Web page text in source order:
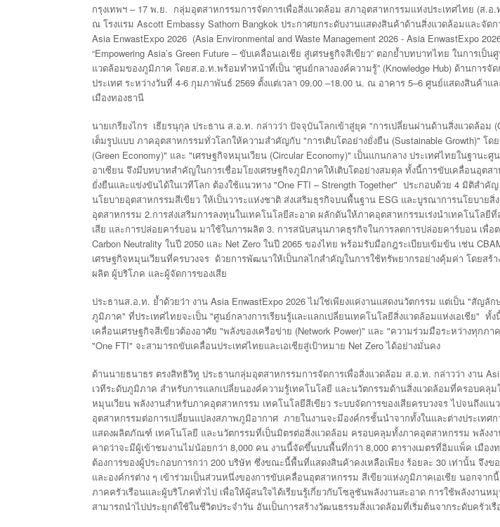
กรุงเทพฯ– 17 พ.ย. กลุ่มอุตสาหกรรมการจัดการเพื่อสิ่งแวดล้อม สภาอุตสาหกรรมแห่งประเทศไทย (ส.อ.
ณ โรงแรม Ascott Embassy Sathorn Bangkok ประกาศยกระดับงานแสดงสินค้าด้านสิ่งแวดล้อมและจัด
Asia EnwastExpo 2026 (Asia Environmental and Waste Management 2026 - Asia EnwastExpo
“Empowering Asia’s Green Future – ขับเคลื่อนเอเชีย สู่เศรษฐกิจสีเขียว” ตอกย้ำบทบาทไทย ในการเป็น
แวดล้อมของภูมิภาค โดยส.อ.ท.พร้อมทำหน้าที่เป็น“ศูนย์กลางองค์ความรู้” (Knowledge Hub) ด้านการจั
ประเทศ ระหว่างวันที่ 4-6 กุมภาพันธ์2569 ตั้งแต่เวลา 09.00 –18.00 น. ณ อาคาร5–6 ศูนย์แสดงสินค้าแ
เมืองทองธานี
นายเกรียงไกร เธียรนุกุล ประธาน ส.อ.ท. กล่าวว่า ปัจจุบันโลกเข้าสู่ยุค "การเปลี่ยนผ่านด้านสิ่งแวดล้อม
เต็มรูปแบบ ภาคอุตสาหกรรมทั่วโลกให้ความสำคัญกับ"การเติบโตอย่างยั่งยืน(Sustainable Growth)" โด
(Green Economy)" และ "เศรษฐกิจหมุนเวียน(Circular Economy)" เป็นแกนกลาง ประเทศไทยในฐานะศู
อาเซียน จึงมีบทบาทสำคัญในการเชื่อมโยงเศรษฐกิจภูมิภาคให้เติบโตอย่างสมดุล ทั้งนี้การขับเคลื่อนอุตสา
ยั่งยืนและแข่งขันได้ในเวทีโลก ต้องใช้แนวทาง"One FTI – Strength Together" ประกอบด้วย 4 มิติสำคัญ
นโยบายอุตสาหกรรมสีเขียว ให้เป็นวาระแห่งชาติ ส่งเสริมธุรกิจบนพื้นฐานESG และบูรณาการนโยบายสิ่
อุตสาหกรรม 2.การส่งเสริมการลงทุนในเทคโนโลยีสะอาด ผลักดันให้ภาคอุตสาหกรรมเร่งนำเทคโนโลยี
เสีย และการปล่อยคาร์บอน มาใช้ในการผลิต3. การสนับสนุนภาคธุรกิจในการลดการปล่อยคาร์บอน เพื่อ
Carbon Neutrality ในปี2050 และ Net Zero ในปี2065 ของไทย พร้อมรับมือกฎระเบียบเข้มข้น เช่น
เศรษฐกิจหมุนเวียนที่ครบวงจร
ด้วยการพัฒนาให้เป็นกลไกสำคัญในการใช้ทรัพยากรอย่างคุ้มค่า โดยสร้า
ผลิต ผู้บริโภค และผู้จัดการของเสีย
ประธานส.อ.ท. ย้ำด้วยว่า งานAsia EnwastExpo 2026ไม่ใช่เพียงแค่งานแสดงนวัตกรรม แต่เป็น"สัญลัก
ภูมิภาค" ที่ประเทศไทยจะเป็น"ศูนย์กลางการเรียนรู้และแลกเปลี่ยนเทคโนโลยีสิ่งแวดล้อมแห่งเอเชีย" ทั้ง
เคลื่อนเศรษฐกิจสีเขียวต้องอาศัย "พลังของเครือข่าย (Network Power)" และ "ความร่วมมือระหว่างทุกภา
"One FTI" จะสามารถขับเคลื่อนประเทศไทยและเอเชียสู่เป้าหมาย Net Zeroได้อย่างมั่นคง
ด้านนายธนาธร ตรงสิทธิวิทู ประธานกลุ่มอุตสาหกรรมการจัดการเพื่อสิ่งแวดล้อม ส.อ.ท. กล่าวว่า งาน
เวทีระดับภูมิภาค สำหรับการแลกเปลี่ยนองค์ความรู้เทคโนโลยี และนวัตกรรมด้านสิ่งแวดล้อมที่ครอบคลุม
หมุนเวียน พลังงานสำหรับภาคอุตสาหกรรม เทคโนโลยีสีเขียว ระบบจัดการของเสียครบวงจร ไปจนถึงแน
อุตสาหกรรมต่อการเปลี่ยนแปลงสภาพภูมิอากาศ ภายในงานจะมีองค์กรชั้นนำจากทั้งในและต่างประเทศก
แสดงผลิตภัณฑ์ เทคโนโลยี และนวัตกรรมที่เป็นมิตรต่อสิ่งแวดล้อม ครอบคลุมทั้งภาคอุตสาหกรรม พลังง
คาดว่าจะมีผู้เข้าชมงานไม่น้อยกว่า 8,000 คน งานนี้จัดขึ้นบนพื้นที่กว่า 8,000 ตารางเมตรที่อิมแพ็ค เมือง
ต้องการของผู้ประกอบการกว่า 200 บริษัท ซึ่งขณะนี้พื้นที่แสดงสินค้าคงเหลือเพียง ร้อยละ 30 เท่านั้น จึงข
และองค์กรต่าง ๆ เข้าร่วมเป็นส่วนหนึ่งของการขับเคลื่อนอุตสาหกรรม สีเขียวแห่งภูมิภาคเอเชีย นอกจาก
ภาคครัวเรือนและผู้บริโภคทั่วไป เพื่อให้ผู้สนใจได้เรียนรู้เกี่ยวกับโซลูชันพลังงานสะอาด การใช้พลังงานหมุ
สามารถนำไปประยุกต์ใช้ในชีวิตประจำวัน อันเป็นการสร้างวัฒนธรรมสิ่งแวดล้อมที่เริ่มต้นจากระดับครัวเรื